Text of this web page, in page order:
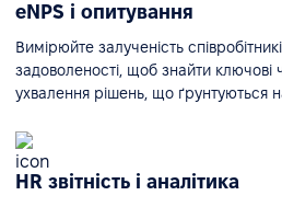
eNPS і опитування
Вимірюйте залученість
задоволеності, щоб знайти ключові
ухвалення рішень, що ґрунтуються
HR звітність і аналітика